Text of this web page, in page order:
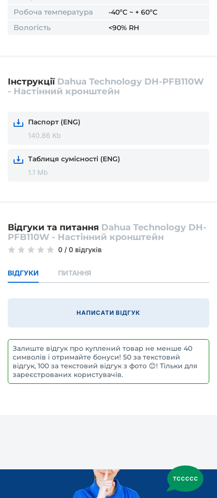
Робоча температура -40ºC ~ + 60ºC
Вологість <90% RH
Інструкції Dahua Technology DH-PFB110W
- Настінний кронштейн
Паспорт (ENG)
140.86 Kb
Таблиця сумісності (ENG)
1.1 Mb
Відгуки та питання Dahua Technology DH-
PFB110W - Настінний кронштейн
0 / 0 відгуків
ВІДГУКИ ПИТАННЯ
НАПИСАТИ ВІДГУК
Залиште відгук про куплений товар не менше 40
символів і отримайте бонуси! 50 за текстовий
відгук, 100 за текстовий відгук з фото 😊! Тільки для
зареєстрованих користувачів.